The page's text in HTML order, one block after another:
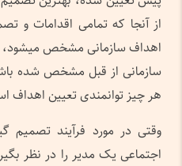
از آنجا که تمامی اقدامات و
اهداف سازمانی مشخص
سازمانی از قبل مشخص شده
هر چیز توانمندی تعیین اهداف
وقتی در مورد فرآیند تصمیم
اجتماعی یک مدیر را در نظر